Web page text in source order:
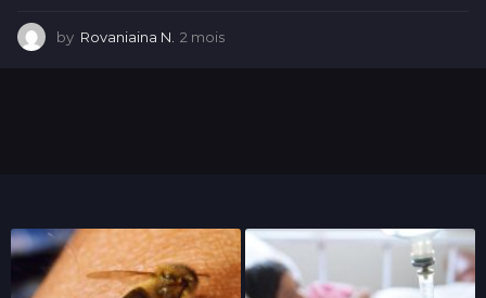
by Rovaniaina N. 2 mois